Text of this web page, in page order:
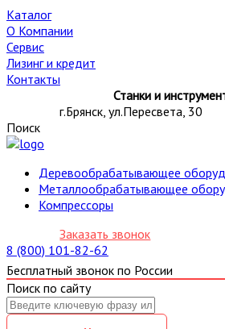
Каталог
О Компании
Сервис
Лизинг и кредит
Контакты
Станки и
г.Брянск, ул.Пересвета, 30
Поиск
Деревообрабатывающее
Металлообрабатывающее
Компрессоры
Заказать звонок
8 (800) 101-82-62
Бесплатный звонок по России
Поиск по сайту